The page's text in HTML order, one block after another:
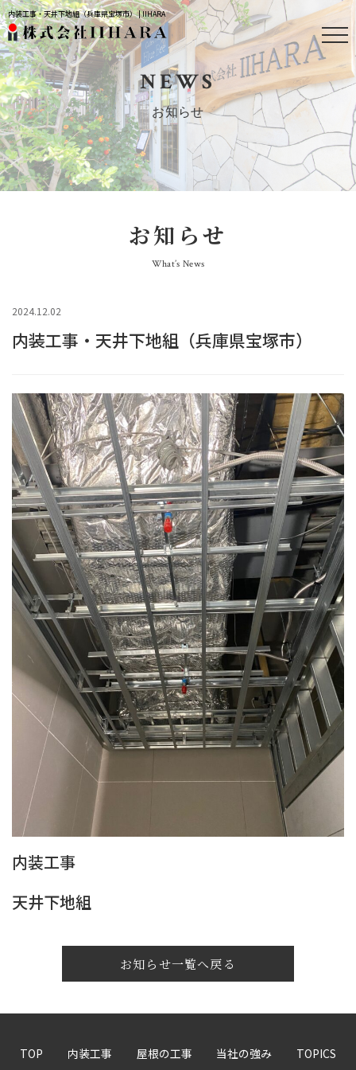
内装工事・天井下地組（兵庫県宝塚市） | IIHARA
NEWS
お知らせ
お知らせ
What’s News
2024.12.02
内装工事・天井下地組（兵庫県宝塚市）
内装工事
天井下地組
お知らせ一覧へ戻る
TOP 内装工事 屋根の工事 当社の強み TOPICS